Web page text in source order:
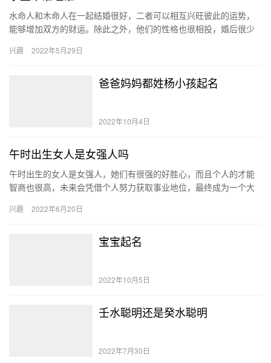
水命人和木命人在一起结婚很好，二者可以相互兴旺彼此的运势，
能够增加双方的财运。除此之外，他们的性格也很相投，婚后很少
说…
兴趣 2022年5月29日
爸爸妈妈都姓杨小孩起名
2022年10月4日
午时出生女人是女强人吗
午时出生的女人是女强人，她们有很强的好胜心，而且个人的才能
智商也很高，未来会凭借个人努力获取事业地位，最终成为一个大
生的…
兴趣 2022年6月20日
宝宝起名
2022年10月5日
壬水聪明还是癸水聪明
2022年7月30日